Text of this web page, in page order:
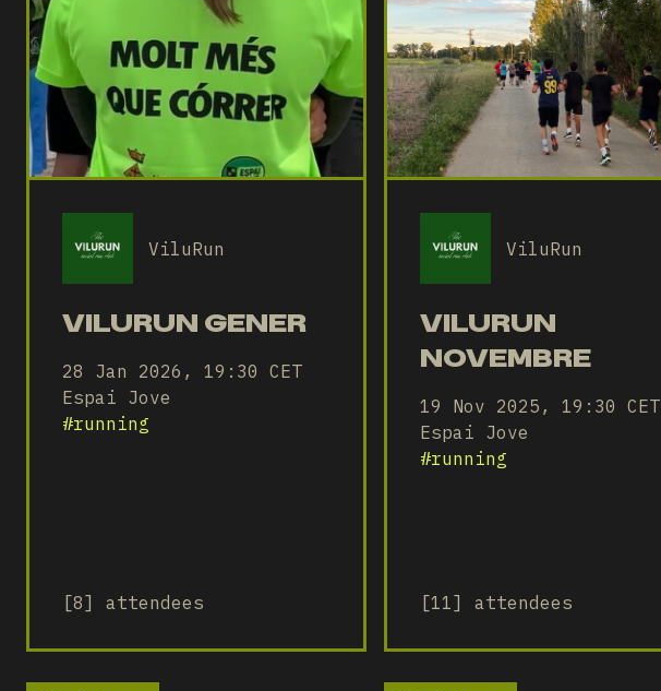
ViluRun
VILURUN GENER
28 Jan 2026, 19:30 CET
Espai Jove
#running
[8] attendees
ViluRun
VILURUN
NOVEMBRE
19 Nov 2025, 19:30 CET
Espai Jove
#running
[11] attendees